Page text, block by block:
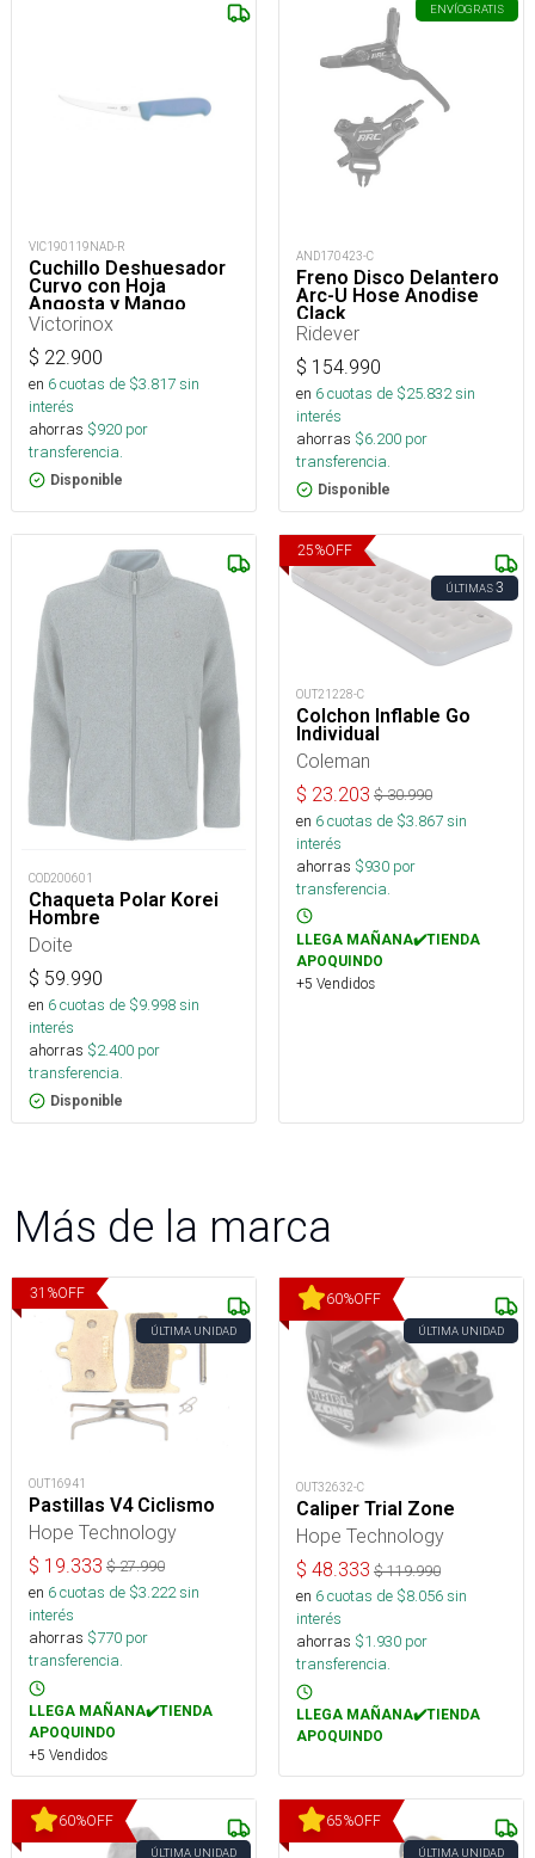
VIC190119NAD-R
Cuchillo Deshuesador
Curvo con Hoja
Angosta y Mango
Fibrox 12 cm
Victorinox
$ 22.900
en 6cuotas de $3.817sin
interés
ahorras $920 por
transferencia.
Disponible
ENVÍOGRATIS
AND170423-C
Freno Disco Delantero
Arc-U Hose Anodise
Clack
Ridever
$ 154.990
en 6cuotas de $25.832sin
interés
ahorras $6.200 por
transferencia.
Disponible
COD200601
Chaqueta Polar Korei
Hombre
Doite
$ 59.990
en 6cuotas de $9.998sin
interés
ahorras $2.400 por
transferencia.
Disponible
25%OFF
ÚLTIMAS3
OUT21228-C
Colchon Inflable Go
Individual
Coleman
$ 23.203 $30.990
en 6cuotas de $3.867sin
interés
ahorras $930 por
transferencia.
LLEGA MAÑANA✔️TIENDA
APOQUINDO
+5 Vendidos
Más de la marca
31 %OFF
ÚLTIMA UNIDAD
OUT16941
Pastillas V4 Ciclismo
Hope Technology
$ 19.333 $27.990
en 6cuotas de $3.222sin
interés
ahorras $770 por
transferencia.
LLEGA MAÑANA✔️TIENDA
APOQUINDO
+5 Vendidos
60%OFF
ÚLTIMA UNIDAD
OUT32632-C
Caliper Trial Zone
Hope Technology
$ 48.333 $119.990
en 6cuotas de $8.056sin
interés
ahorras $1.930 por
transferencia.
LLEGA MAÑANA✔️TIENDA
APOQUINDO
60%OFF
ÚLTIMA UNIDAD
65%OFF
ÚLTIMA UNIDAD